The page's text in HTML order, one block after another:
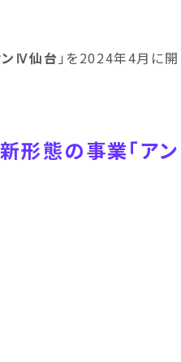
ンⅣ仙台 」を2024年4月に開
形態の事業「アン